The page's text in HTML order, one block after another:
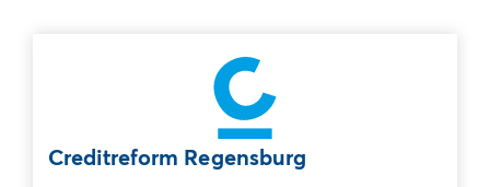
Creditreform Regensburg